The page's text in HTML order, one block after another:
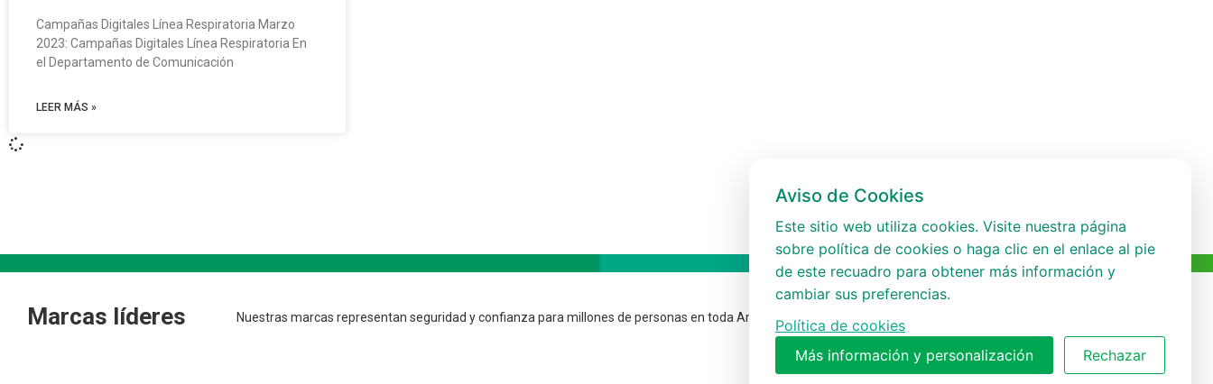
Campañas Digitales Línea Respiratoria Marzo
2023: Campañas Digitales Línea Respiratoria En
el Departamento de Comunicación
LEER MÁS »
Marcas líderes Nuestras marcas representan seguridad y confianza para millones de personas en toda América.
Aviso de Cookies
Este sitio web utiliza cookies. Visite nuestra página
sobre política de cookies o haga clic en el enlace al pie
de este recuadro para obtener más información y
cambiar sus preferencias.
Política de cookies
Más información y personalización
Rechazar